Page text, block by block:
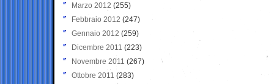
Marzo 2012 (255)
Febbraio 2012 (247)
Gennaio 2012 (259)
Dicembre 2011 (223)
Novembre 2011 (267)
Ottobre 2011 (283)